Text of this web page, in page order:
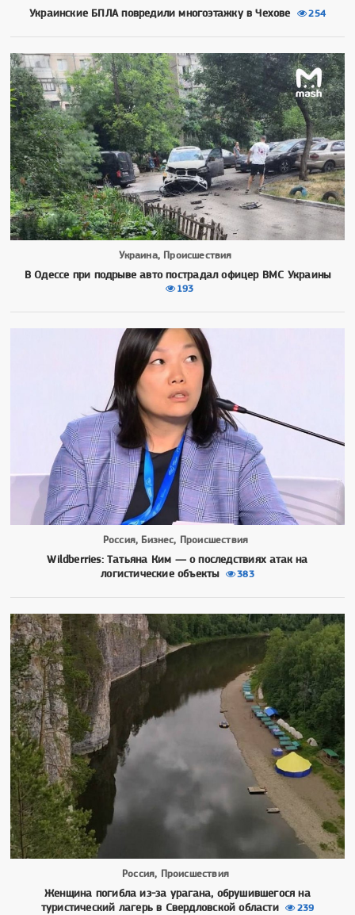
Украинские БПЛА повредили многоэтажку в Чехове 254
Украина, Происшествия
В Одессе при подрыве авто пострадал офицер ВМС Украины
193
Россия, Бизнес, Происшествия
Wildberries: Татьяна Ким — о последствиях атак на
логистические объекты
383
Россия, Происшествия
Женщина погибла из-за урагана, обрушившегося на
туристический лагерь в Свердловской области
239